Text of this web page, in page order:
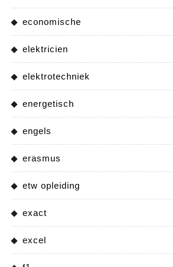
economische
elektricien
elektrotechniek
energetisch
engels
erasmus
etw opleiding
exact
excel